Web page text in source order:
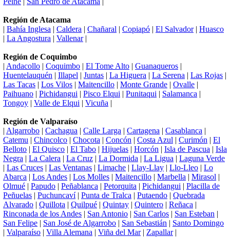
Región de Atacama
| Bahía Inglesa | Caldera | Chañaral | Copiapó | El Salvador| Huasco
| La Angostura | Vallenar|
Región de Coquimbo
| Andacollo | Coquimbo | El Tome Alto | Guanaqueros |
Huentelauquén | Illapel | Juntas | La Higuera | La Serena | Las Rojas |
Las Tacas | Los Vilos | Maitencillo | Monte Grande | Ovalle |
Paihuano | Pichidangui | Pisco Elqui | Punitaqui | Salamanca |
Tongoy | Valle de Elqui | Vicuña |
Región de Valparaíso
| Algarrobo | Cachagua | Calle Larga | Cartagena | Casablanca |
Catemu | Chincolco | Chocota | Concón | Costa Azul | Curimón | El
Belloto | El Quisco | El Tabo | Hijuelas | Horcón | Isla de Pascua | Isla
Negra | La Calera | La Cruz | La Dormida | La Ligua | Laguna Verde
| Las Cruces | Las Ventanas | Limache | Llay-Llay | Llo-Lleo | Lo
Abarca | Los Andes | Los Molles | Maitencillo | Marbella | Mirasol |
Olmué | Papudo | Peñablanca | Petorquita | Pichidangui | Placilla de
Peñuelas | Puchuncaví| Punta de Tralca | Putaendo | Quebrada
Alvarado | Quillota | Quilpué | Quintay | Quintero | Reñaca |
Rinconada de los Andes | San Antonio | San Carlos | San Esteban |
San Felipe | San José de Algarrobo | San Sebastián | Santo Domingo
| Valparaíso | Villa Alemana | Viña del Mar| Zapallar|